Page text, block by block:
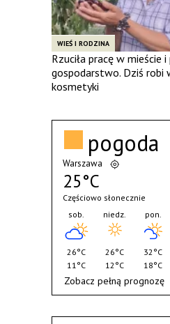
WIEŚ I RODZINA
Rzuciła pracę w mieście
gospodarstwo. Dziś robi
kosmetyki
pogoda
Warszawa
25°C
Częściowo słonecznie
sob.
26°C
11°C
niedz.
26°C
12°C
pon.
32°C
18°C
Zobacz pełną prognozę